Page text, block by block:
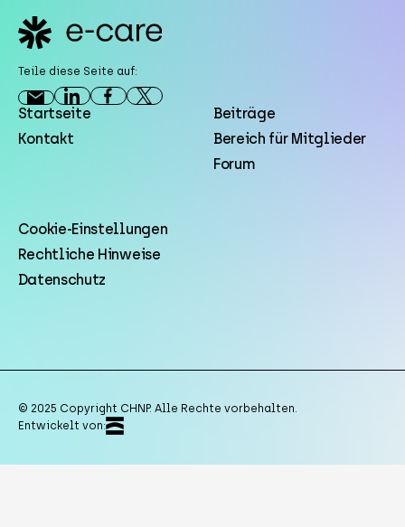
Teile diese Seite auf:
Startseite
Kontakt
Beiträge
Bereich für Mitglieder
Forum
Cookie-Einstellungen
Rechtliche Hinweise
Datenschutz
© 2025 Copyright CHNP. Alle Rechte vorbehalten.
Entwickelt von: